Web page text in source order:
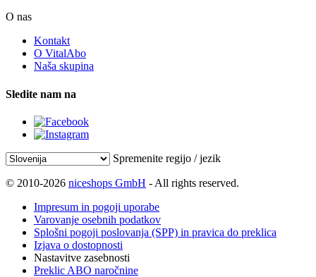
O nas
Kontakt
O VitalAbo
Naša skupina
Sledite nam na
Spremenite regijo / jezik
© 2010-2026 niceshops GmbH - All rights reserved.
Impresum in pogoji uporabe
Varovanje osebnih podatkov
Splošni pogoji poslovanja (SPP) in pravica do preklica
Izjava o dostopnosti
Nastavitve zasebnosti
Preklic ABO naročnine